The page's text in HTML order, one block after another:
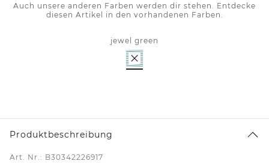
Auch unsere anderen Farben werden dir stehen. Entdecke
diesen Artikel in den vorhandenen Farben.
jewel green
Produktbeschreibung
Art. Nr.: B30342226917